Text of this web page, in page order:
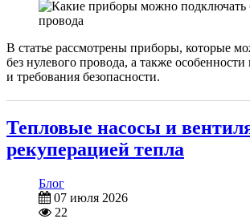
В статье рассмотрены приборы, которые
без нулевого провода, а также
и требования безопасности.
Тепловые насосы и
рекуперацией тепла
Блог
07 июля 2026
22